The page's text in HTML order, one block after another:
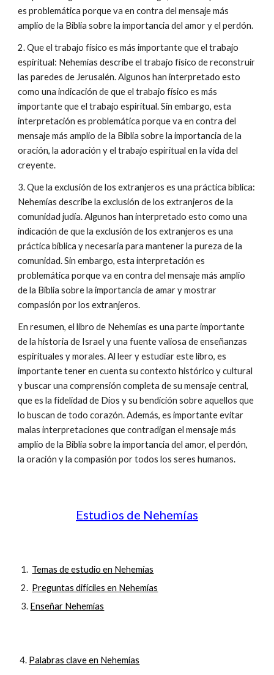
es problemática porque va en contra del mensaje más
amplio de la Biblia sobre la importancia del amor y el perdón.
2. Que el trabajo físico es más importante que el trabajo
espiritual: Nehemías describe el trabajo físico de reconstruir
las paredes de Jerusalén. Algunos han interpretado esto
como una indicación de que el trabajo físico es más
importante que el trabajo espiritual. Sin embargo, esta
interpretación es problemática porque va en contra del
mensaje más amplio de la Biblia sobre la importancia de la
oración, la adoración y el trabajo espiritual en la vida del
creyente.
3. Que la exclusión de los extranjeros es una práctica bíblica:
Nehemías describe la exclusión de los extranjeros de la
comunidad judía. Algunos han interpretado esto como una
indicación de que la exclusión de los extranjeros es una
práctica bíblica y necesaria para mantener la pureza de la
comunidad. Sin embargo, esta interpretación es
problemática porque va en contra del mensaje más amplio
de la Biblia sobre la importancia de amar y mostrar
compasión por los extranjeros.
En resumen, el libro de Nehemías es una parte importante
de la historia de Israel y una fuente valiosa de enseñanzas
espirituales y morales. Al leer y estudiar este libro, es
importante tener en cuenta su contexto histórico y cultural
y buscar una comprensión completa de su mensaje central,
que es la fidelidad de Dios y su bendición sobre aquellos que
lo buscan de todo corazón. Además, es importante evitar
malas interpretaciones que contradigan el mensaje más
amplio de la Biblia sobre la importancia del amor, el perdón,
la oración y la compasión por todos los seres humanos.
Estudios de Nehemías
Temas de estudio en Nehemías
Preguntas difíciles en Nehemías
Enseñar Nehemías
4. Palabras clave en Nehemías